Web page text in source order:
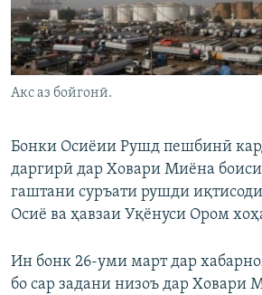
ГУЗОРИШҲОИ РАДИОӢ
Русский
Ҳамаи сомонаҳои RFE/RL
Акс аз бойгонӣ.
Бонки Осиёии Рушд пешбинӣ
даргирӣ дар Ховари Миёна боиси
гаштани суръати рушди
Осиё ва ҳавзаи Уқёнуси Ором
Ин бонк 26-уми март дар
бо сар задани низоъ дар Ховари